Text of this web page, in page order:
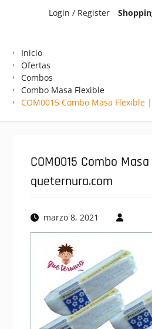
Login / Register
Inicio
Ofertas
Combos
Combo Masa Flexible
COM0015 Combo Masa
COM0015 Combo
queternura.com
marzo 8, 2021